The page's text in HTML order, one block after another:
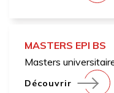
MASTERS EPI BS
Masters
Découvrir